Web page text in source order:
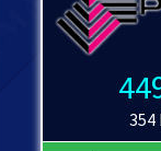
354